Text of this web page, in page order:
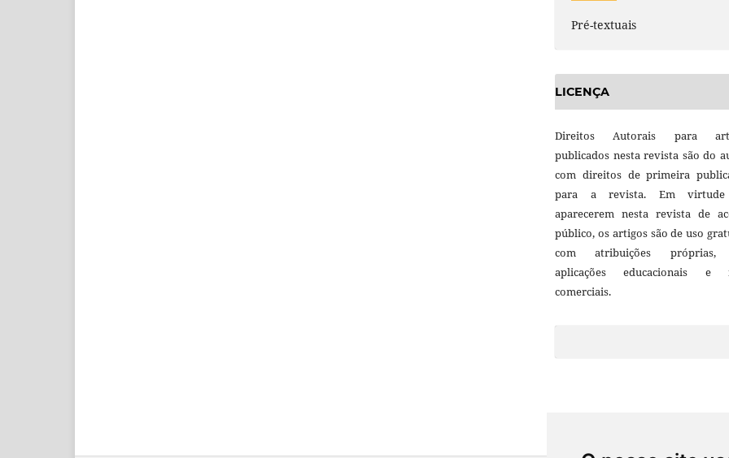
Pré-textuais
LICENÇA
Direitos Autorais para
publicados nesta revista são do
com direitos de primeira
para a revista. Em
aparecerem nesta revista de
público, os artigos são de uso
com atribuições próprias,
aplicações educacionais e
comerciais.